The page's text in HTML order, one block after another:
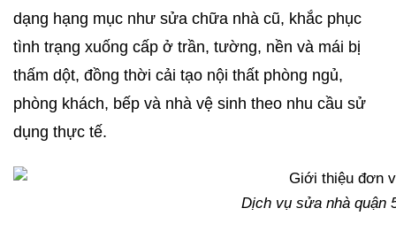
dạng hạng mục như sửa chữa nhà cũ, khắc phục
tình trạng xuống cấp ở trần, tường, nền và mái bị
thấm dột, đồng thời cải tạo nội thất phòng ngủ,
phòng khách, bếp và nhà vệ sinh theo nhu cầu sử
dụng thực tế.
Dịch vụ sửa nhà quận